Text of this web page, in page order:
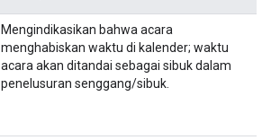
Mengindikasikan bahwa acara
menghabiskan waktu di kalender; waktu
acara akan ditandai sebagai sibuk dalam
penelusuran senggang/sibuk.